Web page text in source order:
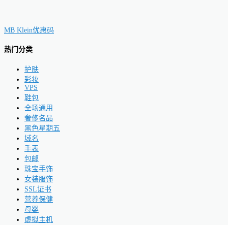
MB Klein优惠码
热门分类
护肤
彩妆
VPS
鞋包
全场通用
奢侈名品
黑色星期五
域名
手表
包邮
珠宝手饰
女装服饰
SSL证书
营养保健
母婴
虚拟主机